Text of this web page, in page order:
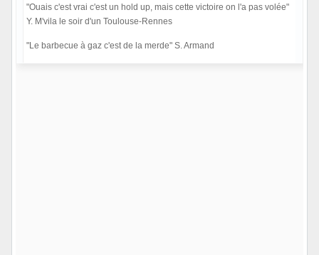
"Ouais c'est vrai c'est un hold up, mais cette victoire on l'a pas volée"
Y. M'vila le soir d'un Toulouse-Rennes
"Le barbecue à gaz c'est de la merde" S. Armand